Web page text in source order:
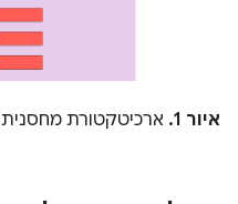
איור 1. ארכיטקטורת מחסנית UWB